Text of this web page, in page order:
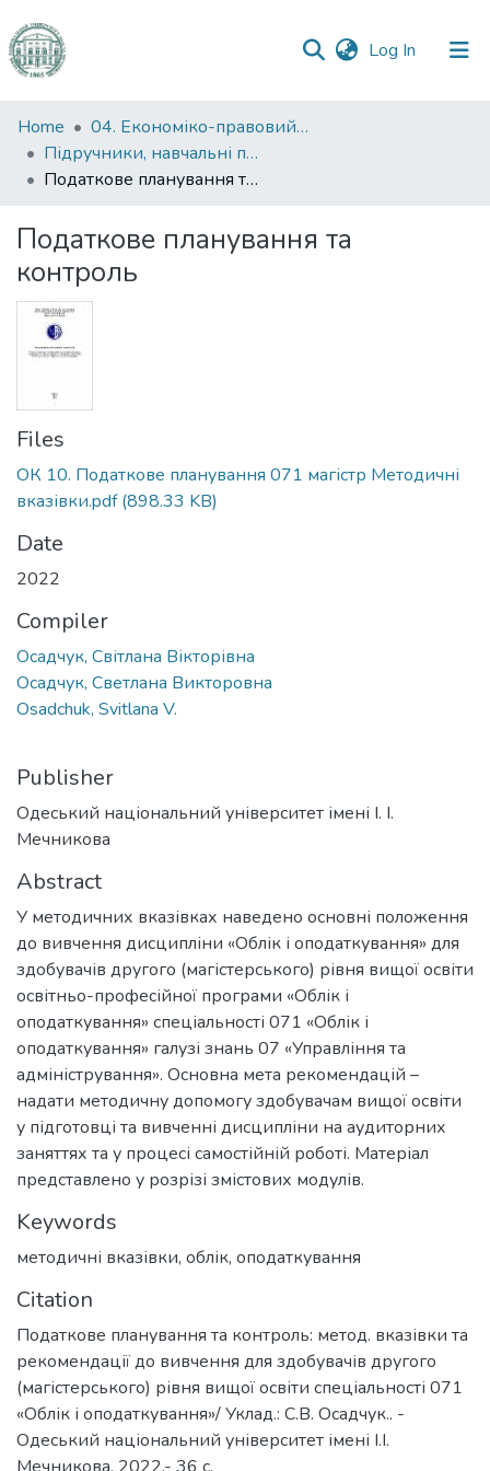
Log In (current)
Communities
&
Collections
Statistics
Home
04. Економіко-правовий факультет
Підручники, навчальні посібники та інші науково- та навчально-методичні праці ЕПФ
Податкове планування та контроль
Податкове планування та
контроль
Files
ОК 10. Податкове планування 071 магістр Методичні
вказівки.pdf(898.33 KB)
Date
2022
Compiler
Осадчук, Світлана Вікторівна
Осадчук, Светлана Викторовна
Osadchuk, Svitlana V.
Publisher
Одеський національний університет імені І. І.
Мечникова
Abstract
У методичних вказівках наведено основні положення
до вивчення дисципліни «Облік і оподаткування» для
здобувачів другого (магістерського) рівня вищої освіти
освітньо-професійної програми «Облік і
оподаткування» спеціальності 071 «Облік і
оподаткування» галузі знань 07 «Управління та
адміністрування». Основна мета рекомендацій –
надати методичну допомогу здобувачам вищої освіти
у підготовці та вивченні дисципліни на аудиторних
заняттях та у процесі самостійній роботі. Матеріал
представлено у розрізі змістових модулів.
Keywords
методичні вказівки, облік, оподаткування
Citation
Податкове планування та контроль: метод. вказівки та
рекомендації до вивчення для здобувачів другого
(магістерського) рівня вищої освіти спеціальності 071
«Облік і оподаткування»/ Уклад.: С.В. Осадчук.. -
Одеський національний університет імені І.І.